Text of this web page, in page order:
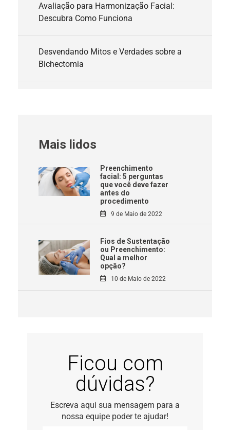
Avaliação para Harmonização Facial:
Descubra Como Funciona
Desvendando Mitos e Verdades sobre a
Bichectomia
Mais lidos
Preenchimento
facial: 5 perguntas
que você deve fazer
antes do
procedimento
9 de Maio de 2022
Fios de Sustentação
ou Preenchimento:
Qual a melhor
opção?
10 de Maio de 2022
Ficou com
dúvidas?
Escreva aqui sua mensagem para a
nossa equipe poder te ajudar!